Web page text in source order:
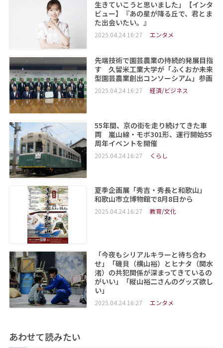
生きていこうと思いました」【インタ
ビュー】『あの星が降る丘で、君とま
た出会いたい。』
2025.04.24 16:27 エンタメ
先端技術で園芸農業の持続的発展目指
す 久留米工業大学が「ふくおか未来
型園芸農業創出コンソーシアム」参画
2025.04.24 16:27 経済/ビジネス
55年間、京の街を走り続けてきた車
両 嵐山線・モボ301形、運行開始55
周年イベントを開催
2025.04.24 16:27 くらし
夏季企画展「秀吉・秀長と和歌山」
和歌山市立博物館で8月8日から
2025.04.24 16:27 教育/文化
「今夜もシリアルキラーと待ち合わ
せ」「磯貝（横山裕）とヒナタ（関水
渚）の共犯関係が深まってきているの
がいい」「縦山裕二さんのグッズ欲し
い」
2025.04.24 16:27 エンタメ
あわせて読みたい